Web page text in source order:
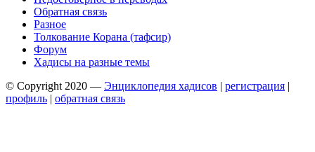
Обратная связь
Разное
Толкование Корана (тафсир)
Форум
Хадисы на разные темы
© Copyright 2020 — Энциклопедия хадисов | регистрация |
профиль | обратная связь